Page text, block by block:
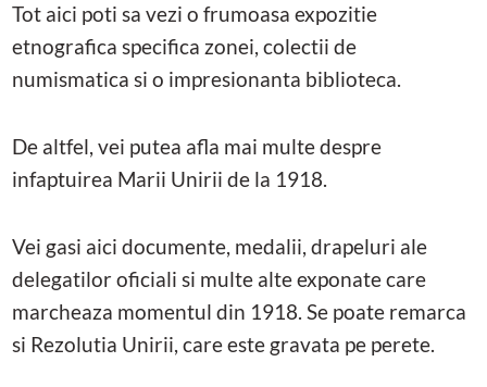
Tot aici poti sa vezi o frumoasa expozitie
etnografica specifica zonei, colectii de
numismatica si o impresionanta biblioteca.
De altfel, vei putea afla mai multe despre
infaptuirea Marii Unirii de la 1918.
Vei gasi aici documente, medalii, drapeluri ale
delegatilor oficiali si multe alte exponate care
marcheaza momentul din 1918. Se poate remarca
si Rezolutia Unirii, care este gravata pe perete.